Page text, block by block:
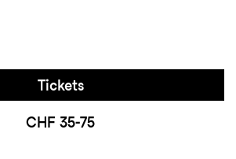
Tickets
CHF 35-75